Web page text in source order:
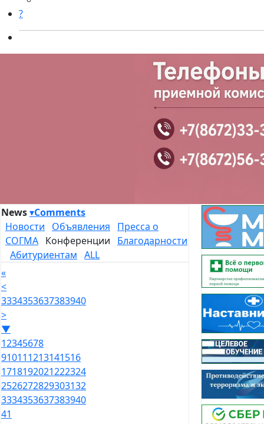
?
News▾Comments
Новости
Объявления
Пресса о
СОГМА Конференции Благодарности
Абитуриентам ALL
«
<
3334353637383940
>
▼
12345678
910111213141516
1718192021222324
2526272829303132
3334353637383940
41